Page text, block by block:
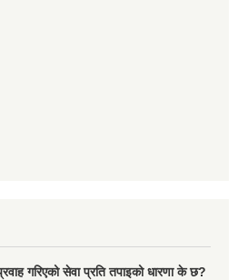
गरिएको सेवा प्रति तपाइको धारणा के छ?